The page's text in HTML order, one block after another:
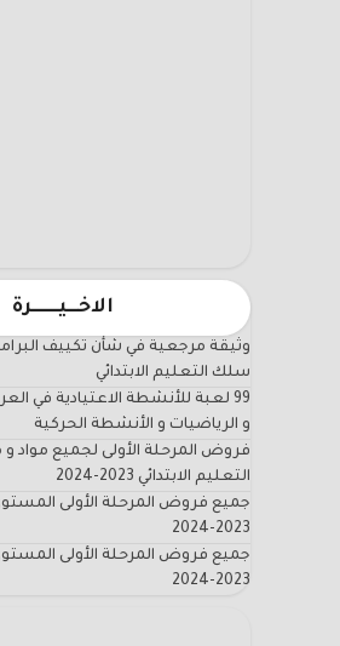
الاخـــيـــــــرة
وثيقة مرجعية في شأن تكييف
سلك التعليم الابتدائي
99 لعبة للأنشطة الاعتيادية في
و الرياضيات و الأنشطة الحركية
فروض المرحلة الأولى لجميع مواد
التعليم الابتدائي 2023-2024
جميع فروض المرحلة الأولى
2023-2024
جميع فروض المرحلة الأولى
2023-2024